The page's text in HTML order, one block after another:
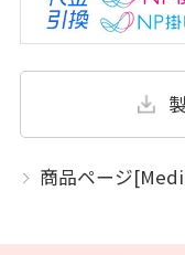
商品ページ